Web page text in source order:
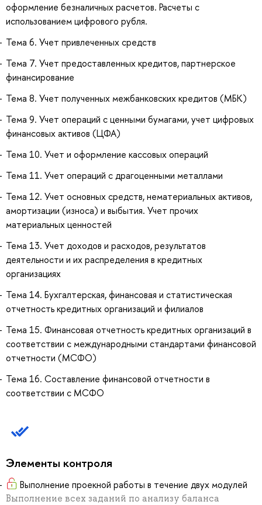
оформление безналичных расчетов. Расчеты с
использованием цифрового рубля.
Тема 6. Учет привлеченных средств
Тема 7. Учет предоставленных кредитов, партнерское
финансирование
Тема 8. Учет полученных межбанковских кредитов (МБК)
Тема 9. Учет операций с ценными бумагами, учет цифровых
финансовых активов (ЦФА)
Тема 10. Учет и оформление кассовых операций
Тема 11. Учет операций с драгоценными металлами
Тема 12. Учет основных средств, нематериальных активов,
амортизации (износа) и выбытия. Учет прочих
материальных ценностей
Тема 13. Учет доходов и расходов, результатов
деятельности и их распределения в кредитных
организациях
Тема 14. Бухгалтерская, финансовая и статистическая
отчетность кредитных организаций и филиалов
Тема 15. Финансовая отчетность кредитных организаций в
соответствии с международными стандартами финансовой
отчетности (МСФО)
Тема 16. Составление финансовой отчетности в
соответствии с МСФО
Элементы контроля
Выполнение проекной работы в течение двух модулей
Выполнение всех заданий по анализу баланса